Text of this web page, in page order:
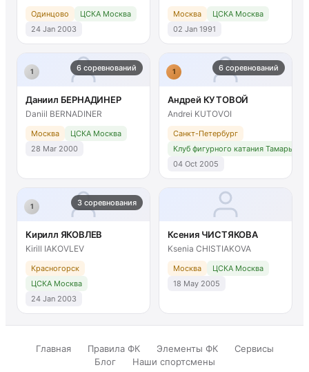
Одинцово
ЦСКА Москва
24 Jan 2003
Москва
ЦСКА Москва
02 Jan 1991
6 соревнований
1
Даниил БЕРНАДИНЕР
Daniil BERNADINER
Москва
ЦСКА Москва
28 Mar 2000
6 соревнований
1
Андрей КУТОВОЙ
Andrei KUTOVOI
Санкт-Петербург
Клуб фигурного катания Тамары
04 Oct 2005
3 соревнования
1
Кирилл ЯКОВЛЕВ
Kirill IAKOVLEV
Красногорск
ЦСКА Москва
24 Jan 2003
Ксения ЧИСТЯКОВА
Ksenia CHISTIAKOVA
Москва
ЦСКА Москва
18 May 2005
Главная Правила ФК Элементы ФК
Сервисы
Блог
Наши спортсмены